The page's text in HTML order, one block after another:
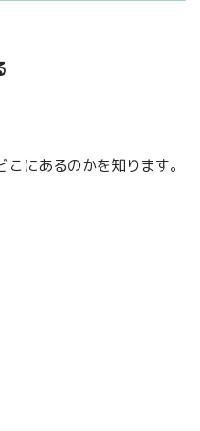
にあるのかを知ります。